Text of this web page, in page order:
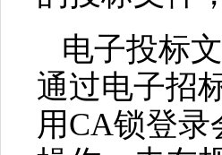
电子投标
通过电子招
用CA锁登录